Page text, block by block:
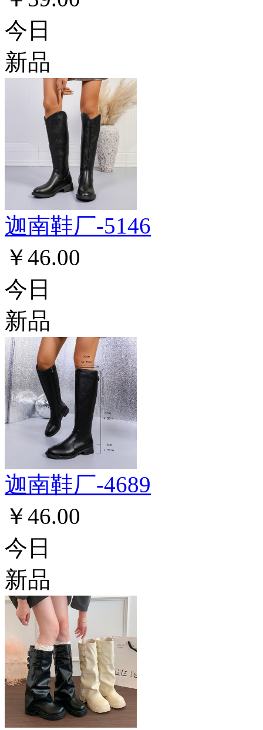
今日
新品
迦南鞋厂-5146
￥46.00
今日
新品
迦南鞋厂-4689
￥46.00
今日
新品